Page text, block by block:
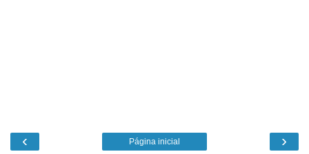
‹ ›
Página inicial